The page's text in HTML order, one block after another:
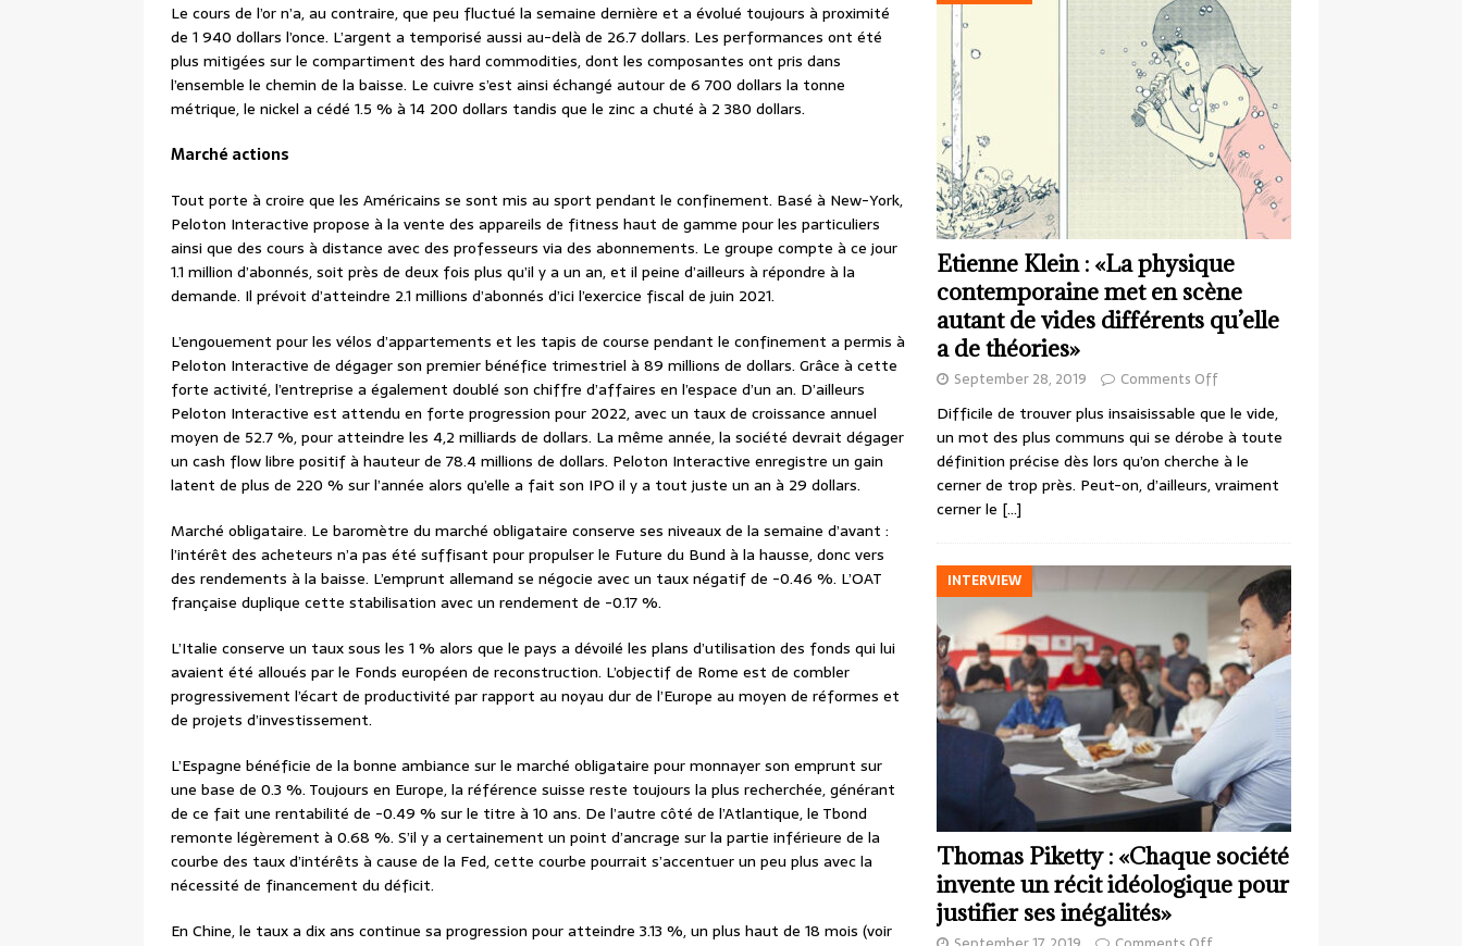
Le cours de l’or n’a, au contraire, que peu fluctué la semaine dernière et a évolué toujours à proximité
de 1 940 dollars l’once. L’argent a temporisé aussi au-delà de 26.7 dollars. Les performances ont été
plus mitigées sur le compartiment des hard commodities, dont les composantes ont pris dans
l’ensemble le chemin de la baisse. Le cuivre s’est ainsi échangé autour de 6 700 dollars la tonne
métrique, le nickel a cédé 1.5 % à 14 200 dollars tandis que le zinc a chuté à 2 380 dollars.
Marché actions
Tout porte à croire que les Américains se sont mis au sport pendant le confinement. Basé à New-York,
Peloton Interactive propose à la vente des appareils de fitness haut de gamme pour les particuliers
ainsi que des cours à distance avec des professeurs via des abonnements. Le groupe compte à ce jour
1.1 million d’abonnés, soit près de deux fois plus qu’il y a un an, et il peine d’ailleurs à répondre à la
demande. Il prévoit d’atteindre 2.1 millions d’abonnés d’ici l’exercice fiscal de juin 2021.
L’engouement pour les vélos d’appartements et les tapis de course pendant le confinement a permis à
Peloton Interactive de dégager son premier bénéfice trimestriel à 89 millions de dollars. Grâce à cette
forte activité, l’entreprise a également doublé son chiffre d’affaires en l’espace d’un an. D’ailleurs
Peloton Interactive est attendu en forte progression pour 2022, avec un taux de croissance annuel
moyen de 52.7 %, pour atteindre les 4,2 milliards de dollars. La même année, la société devrait dégager
un cash flow libre positif à hauteur de 78.4 millions de dollars. Peloton Interactive enregistre un gain
latent de plus de 220 % sur l’année alors qu’elle a fait son IPO il y a tout juste un an à 29 dollars.
Marché obligataire. Le baromètre du marché obligataire conserve ses niveaux de la semaine d’avant :
l’intérêt des acheteurs n’a pas été suffisant pour propulser le Future du Bund à la hausse, donc vers
des rendements à la baisse. L’emprunt allemand se négocie avec un taux négatif de -0.46 %. L’OAT
française duplique cette stabilisation avec un rendement de -0.17 %.
L’Italie conserve un taux sous les 1 % alors que le pays a dévoilé les plans d’utilisation des fonds qui lui
avaient été alloués par le Fonds européen de reconstruction. L’objectif de Rome est de combler
progressivement l’écart de productivité par rapport au noyau dur de l’Europe au moyen de réformes et
de projets d’investissement.
L’Espagne bénéficie de la bonne ambiance sur le marché obligataire pour monnayer son emprunt sur
une base de 0.3 %. Toujours en Europe, la référence suisse reste toujours la plus recherchée, générant
de ce fait une rentabilité de -0.49 % sur le titre à 10 ans. De l’autre côté de l’Atlantique, le Tbond
remonte légèrement à 0.68 %. S’il y a certainement un point d’ancrage sur la partie inférieure de la
courbe des taux d’intérêts à cause de la Fed, cette courbe pourrait s’accentuer un peu plus avec la
nécessité de financement du déficit.
En Chine, le taux a dix ans continue sa progression pour atteindre 3.13 %, un plus haut de 18 mois (voir
Etienne Klein : «La physique
contemporaine met en scène
autant de vides différents qu’elle
a de théories»
September 28, 2019 Comments Off
Difficile de trouver plus insaisissable que le vide,
un mot des plus communs qui se dérobe à toute
définition précise dès lors qu’on cherche à le
cerner de trop près. Peut-on, d’ailleurs, vraiment
cerner le […]
INTERVIEW
Thomas Piketty : «Chaque société
invente un récit idéologique pour
justifier ses inégalités»